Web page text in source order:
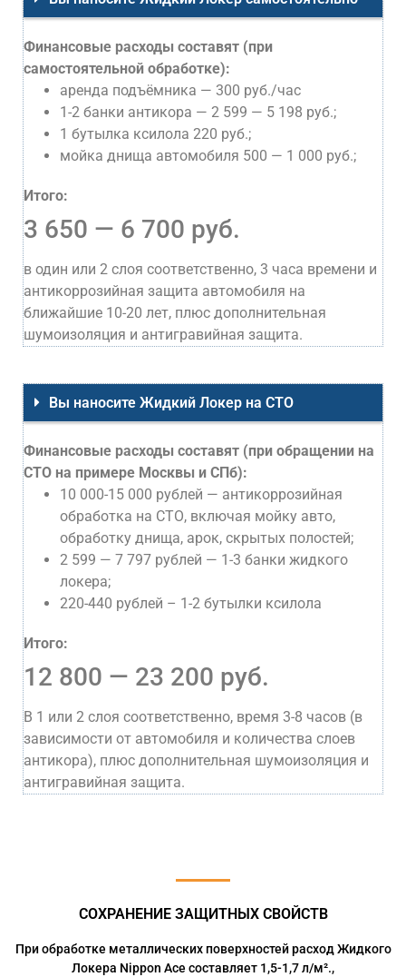
Финансовые расходы составят (при
самостоятельной обработке):
аренда подъёмника — 300 руб./час
1-2 банки антикора — 2 599 — 5 198 руб.;
1 бутылка ксилола 220 руб.;
мойка днища автомобиля 500 — 1 000 руб.;
Итого:
3 650 — 6 700 руб.
в один или 2 слоя соответственно, 3 часа времени и
антикоррозийная защита автомобиля на
ближайшие 10-20 лет, плюс дополнительная
шумоизоляция и антигравийная защита.
Вы наносите Жидкий Локер на СТО
Финансовые расходы составят (при обращении на
СТО на примере Москвы и СПб):
10 000-15 000 рублей — антикоррозийная
обработка на СТО, включая мойку авто,
обработку днища, арок, скрытых полостей;
2 599 — 7 797 рублей — 1-3 банки жидкого
локера;
220-440 рублей – 1-2 бутылки ксилола
Итого:
12 800 — 23 200 руб.
В 1 или 2 слоя соответственно, время 3-8 часов (в
зависимости от автомобиля и количества слоев
антикора), плюс дополнительная шумоизоляция и
антигравийная защита.
СОХРАНЕНИЕ ЗАЩИТНЫХ СВОЙСТВ
При обработке металлических поверхностей расход Жидкого
Локера Nippon Ace составляет 1,5-1,7 л/м².,